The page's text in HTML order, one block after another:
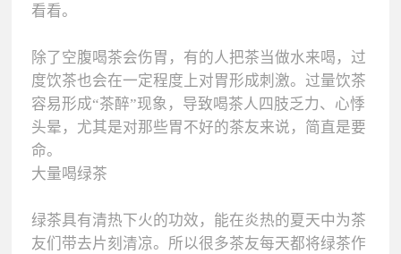
看看。
除了空腹喝茶会伤胃，有的人把茶当做水来喝，过
度饮茶也会在一定程度上对胃形成刺激。过量饮茶
容易形成“茶醉”现象，导致喝茶人四肢乏力、心悸
头晕，尤其是对那些胃不好的茶友来说，简直是要
命。
大量喝绿茶
绿茶具有清热下火的功效，能在炎热的夏天中为茶
友们带去片刻清凉。所以很多茶友每天都将绿茶作